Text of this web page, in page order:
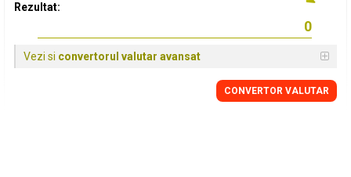
Rezultat:
Vezi si convertorul valutar avansat
CONVERTOR VALUTAR